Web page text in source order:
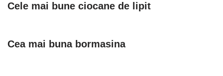
Cele mai bune ciocane de lipit
Cea mai buna bormasina